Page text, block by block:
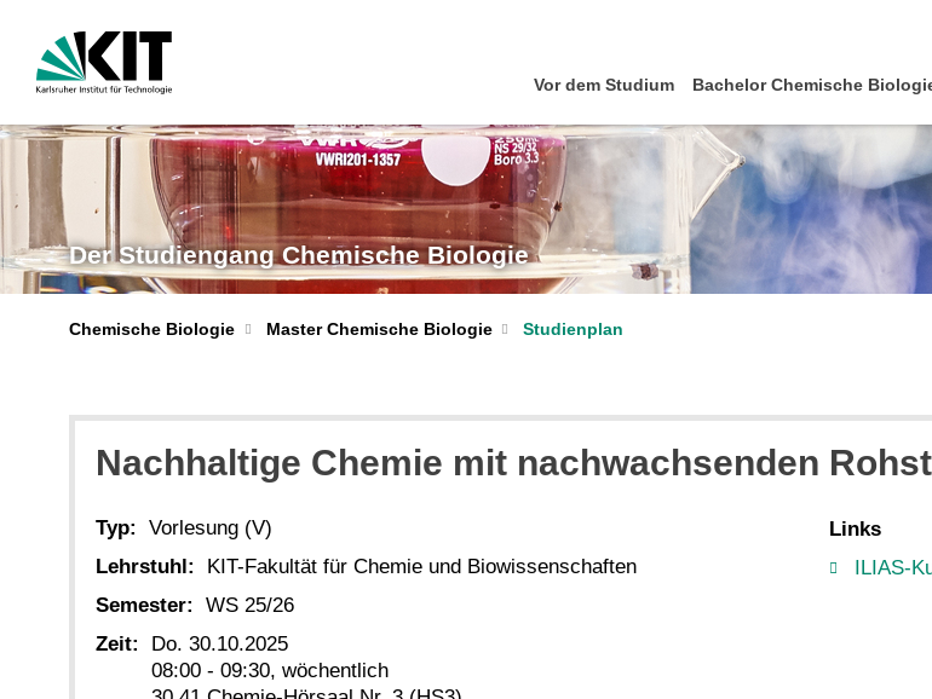
Vor dem Studium Bachelor Chemische
Der Studiengang Chemische Biologie
Chemische Biologie Master Chemische Biologie Studienplan
Nachhaltige Chemie mit nachwachsenden
Typ:
Vorlesung (V)
Lehrstuhl:
KIT-Fakultät für Chemie und Biowissenschaften
Semester:
WS 25/26
Zeit:
Do. 30.10.2025
08:00 - 09:30, wöchentlich
Links
ILIAS-